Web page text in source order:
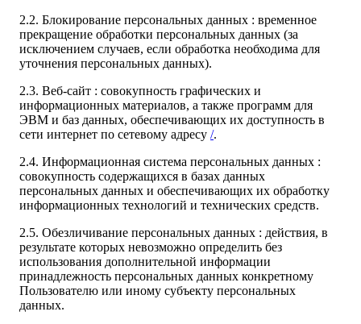
2.2. Блокирование персональных данных : временное
прекращение обработки персональных данных (за
исключением случаев, если обработка необходима для
уточнения персональных данных).
2.3. Веб-сайт : совокупность графических и
информационных материалов, а также программ для
ЭВМ и баз данных, обеспечивающих их доступность в
сети интернет по сетевому адресу /.
2.4. Информационная система персональных данных :
совокупность содержащихся в базах данных
персональных данных и обеспечивающих их обработку
информационных технологий и технических средств.
2.5. Обезличивание персональных данных : действия, в
результате которых невозможно определить без
использования дополнительной информации
принадлежность персональных данных конкретному
Пользователю или иному субъекту персональных
данных.